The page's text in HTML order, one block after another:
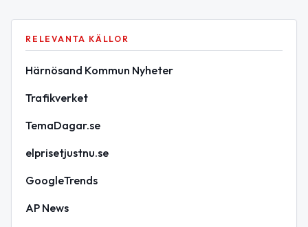
RELEVANTA KÄLLOR
Härnösand Kommun Nyheter
Trafikverket
TemaDagar.se
elprisetjustnu.se
GoogleTrends
AP News